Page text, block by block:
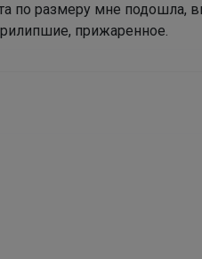
по размеру мне подошла,
прижаренное.